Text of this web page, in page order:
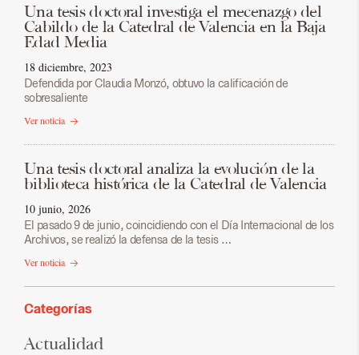
Una tesis doctoral investiga el mecenazgo del
Cabildo de la Catedral de Valencia en la Baja
Edad Media
18 diciembre, 2023
Defendida por Claudia Monzó, obtuvo la calificación de
sobresaliente
Ver noticia
Una tesis doctoral analiza la evolución de la
biblioteca histórica de la Catedral de Valencia
10 junio, 2026
El pasado 9 de junio, coincidiendo con el Día Internacional de los
Archivos, se realizó la defensa de la tesis …
Ver noticia
Categorías
Actualidad